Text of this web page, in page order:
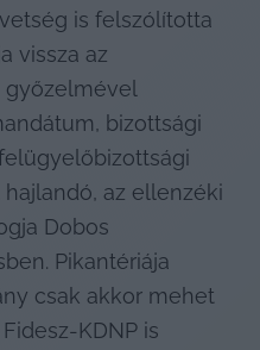
is felszólította
vissza az
győzelmével
bizottsági
az ellenzéki
Dobos
Pikantériája
csak akkor mehet
KDNP is